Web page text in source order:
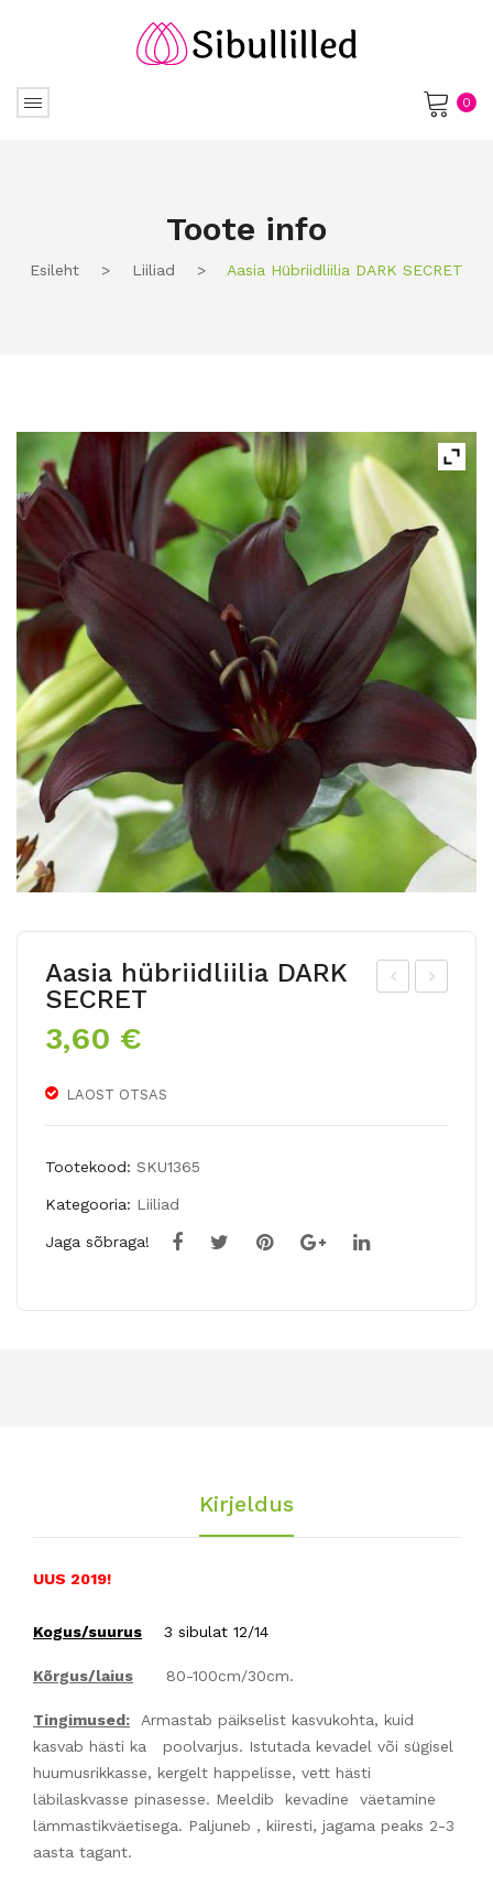
0
Toote info
Esileht > Liiliad > Aasia Hübriidliilia DARK SECRET
te
st
seg
Aasia hübriidliilia DARK
SECRET
3,60 €
LAOST OTSAS
Tootekood: SKU1365
Kategooria: Liiliad
Jaga sõbraga!
Kirjeldus
UUS 2019!
Kogus/suurus 3 sibulat 12/14
Kõrgus/laius 80-100cm/30cm.
Tingimused: Armastab päikselist kasvukohta, kuid
kasvab hästi ka poolvarjus. Istutada kevadel või sügisel
huumusrikkasse, kergelt happelisse, vett hästi
läbilaskvasse pinasesse. Meeldib kevadine väetamine
lämmastikväetisega. Paljuneb , kiiresti, jagama peaks 2-3
aasta tagant.